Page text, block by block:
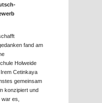
fand am
Holweide
Cetinkaya
gemeinsam
konzipiert und
es,